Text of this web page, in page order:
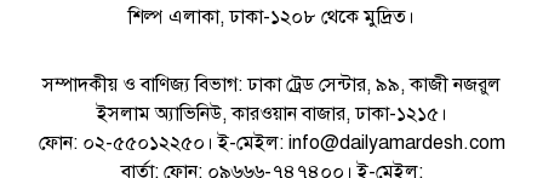
শিল্প এলাকা, ঢাকা-১২০৮ থেকে মুদ্রিত।
সম্পাদকীয় ও বাণিজ্য বিভাগ: ঢাকা ট্রেড সেন্টার, ৯৯, কাজী নজরুল
ইসলাম অ্যাভিনিউ, কারওয়ান বাজার, ঢাকা-১২১৫।
ফোন: ০২-৫৫০১২২৫০। ই-মেইল: info@dailyamardesh.com
বার্তা: ফোন: ০৯৬৬৬-৭৪৭৪০০। ই-মেইল: